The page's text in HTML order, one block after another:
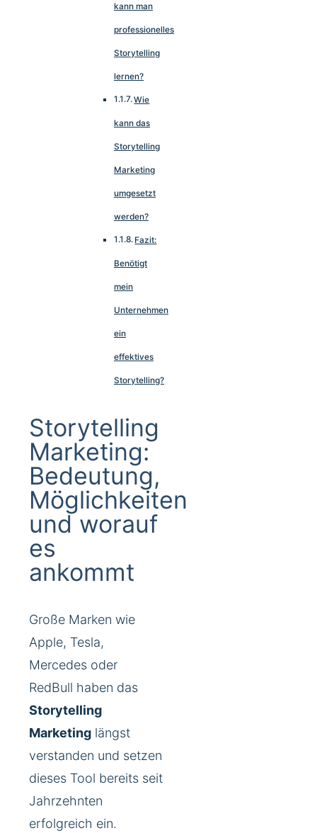
kann man
professionelles
Storytelling
lernen?
Wie
kann das
Storytelling
Marketing
umgesetzt
werden?
Fazit:
Benötigt
mein
Unternehmen
ein
effektives
Storytelling?
Storytelling
Marketing:
Bedeutung,
Möglichkeiten
und worauf
es
ankommt
Große Marken wie
Apple, Tesla,
Mercedes oder
RedBull haben das
Storytelling
Marketing längst
verstanden und setzen
dieses Tool bereits seit
Jahrzehnten
erfolgreich ein.